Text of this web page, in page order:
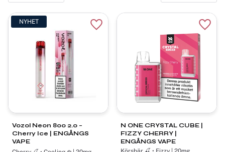
Vozol Neon 800 2.0 –
Cherry Ice | ENGÅNGS
VAPE
NYHET
Lägg till i favoriter
N ONE CRYSTAL CUBE |
FIZZY CHERRY |
ENGÅNGS VAPE